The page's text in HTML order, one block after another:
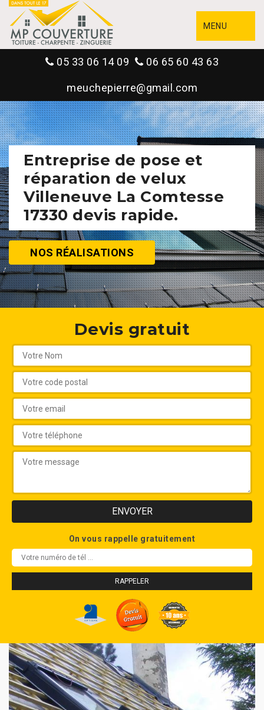
MENU
05 33 06 14 09 06 65 60 43 63
meuchepierre@gmail.com
Entreprise de pose et
réparation de velux
Villeneuve La Comtesse
17330 devis rapide.
NOS RÉALISATIONS
Devis gratuit
On vous rappelle gratuitement